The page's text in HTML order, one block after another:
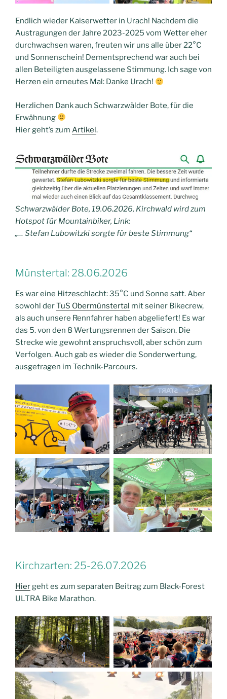
Endlich wieder Kaiserwetter in Urach! Nachdem die
Austragungen der Jahre 2023-2025 vom Wetter eher
durchwachsen waren, freuten wir uns alle über 22°C
und Sonnenschein! Dementsprechend war auch bei
allen Beteiligten ausgelassene Stimmung. Ich sage von
Herzen ein erneutes Mal: Danke Urach!
Herzlichen Dank auch Schwarzwälder Bote, für die
Erwähnung
Hier geht’s zum Artikel.
Schwarzwälder Bote, 19.06.2026, Kirchwald wird zum
Hotspot für Mountainbiker, Link:
„… Stefan Lubowitzki sorgte für beste Stimmung“
Münstertal: 28.06.2026
Es war eine Hitzeschlacht: 35°C und Sonne satt. Aber
sowohl derTuS Obermünstertal mit seiner Bikecrew,
als auch unsere Rennfahrer haben abgeliefert! Es war
das 5. von den 8 Wertungsrennen der Saison. Die
Strecke wie gewohnt anspruchsvoll, aber schön zum
Verfolgen. Auch gab es wieder die Sonderwertung,
ausgetragen im Technik-Parcours.
Kirchzarten: 25-26.07.2026
Hiergeht es zum separaten Beitrag zum Black-Forest
ULTRA Bike Marathon.